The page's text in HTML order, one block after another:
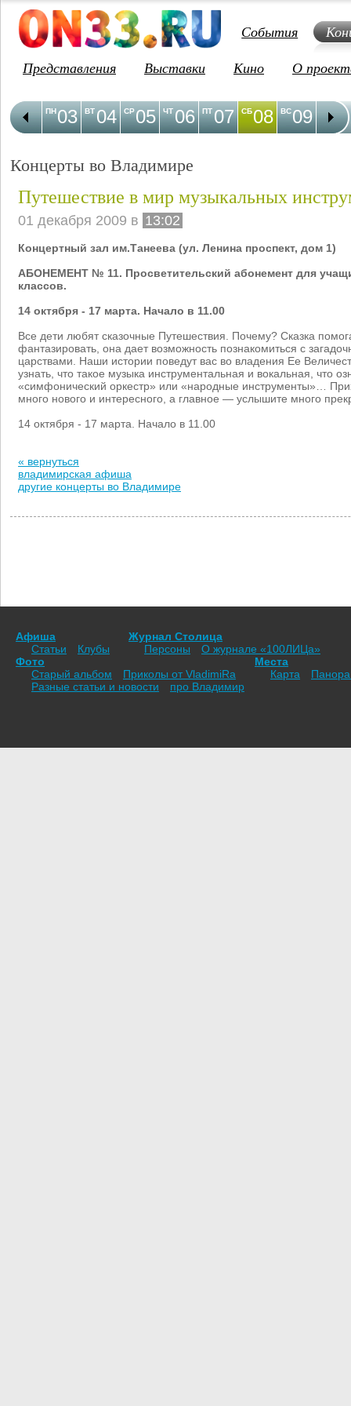
События
Представления
Выставки Кино О
03
ПН 04
ВТ 05
СР 06
ЧТ 07
ПТ 08
СБ 09
ВС 10
ПН
Концерты во Владимире
Путешествие в мир музыкальных
01 декабря 2009 в 13:02
Концертный зал им.Танеева (ул. Ленина проспект, дом 1)
АБОНЕМЕНТ № 11. Просветительский абонемент для
классов.
14 октября - 17 марта. Начало в 11.00
Все дети любят сказочные Путешествия. Почему? Сказка
фантазировать, она дает возможность познакомиться с
царствами. Наши истории поведут вас во владения Ее
узнать, что такое музыка инструментальная и вокальная, что
«симфонический оркестр» или «народные инструменты»…
много нового и интересного, а главное — услышите много
14 октября - 17 марта. Начало в 11.00
« вернуться
владимирская афиша
другие концерты во Владимире
Афиша
Статьи
Клубы
Журнал Столица
Персоны
О журнале «100ЛИЦа»
Фото
Старый альбом
Приколы от VladimiRа
Места
Карта
Разные статьи и новости
про Владимир